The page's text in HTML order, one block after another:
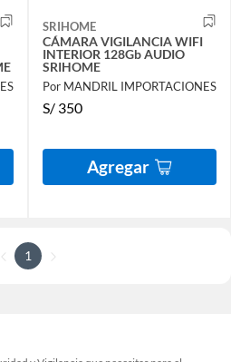
SRIHOME
CÁMARA VIGILANCIA WIFI
INTERIOR 128Gb AUDIO
SRIHOME
Por MANDRIL IMPORTACIONES
S/ 350
Agregar
1